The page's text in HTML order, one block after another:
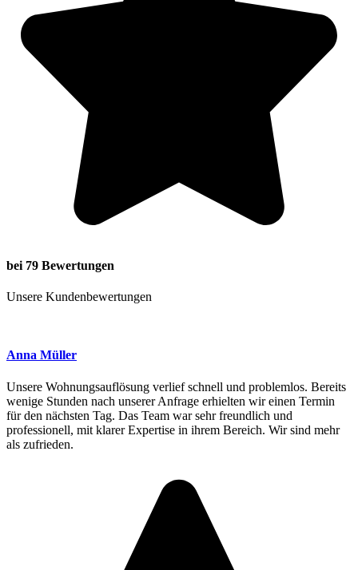
bei 79 Bewertungen
Unsere Kundenbewertungen
Anna Müller
Unsere Wohnungsauflösung verlief schnell und problemlos. Bereits
wenige Stunden nach unserer Anfrage erhielten wir einen Termin
für den nächsten Tag. Das Team war sehr freundlich und
professionell, mit klarer Expertise in ihrem Bereich. Wir sind mehr
als zufrieden.